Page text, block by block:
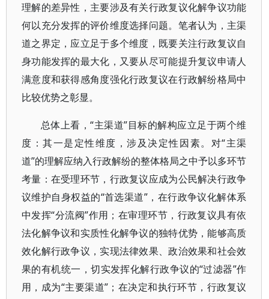
理解的差异性，主要涉及有关行政复议化解争议功能
何以充分发挥的评价维度选择问题。笔者认为，主渠
道之界定，应立足于多个维度，既要关注行政复议自
身功能发挥的最大化，又要从尽可能提升复议申请人
满意度和获得感角度强化行政复议在行政解纷格局中
比较优势之彰显。
总体上看，“主渠道”目标的解构应立足于两个维
度：其一是定性维度，涉及决定性因素。对“主渠
道”的理解应纳入行政解纷的整体格局之中予以多环节
考量：在受理环节，行政复议应成为公民解决行政争
议维护自身权益的“首选渠道”，在行政争议化解体系
中发挥“分流阀”作用；在审理环节，行政复议具有依
法化解争议和实质性化解争议的独特优势，能够高质
效化解行政争议，实现法律效果、政治效果和社会效
果的有机统一，切实发挥化解行政争议的“过滤器”作
用，成为“主要渠道”；在决定和执行环节，行政复议